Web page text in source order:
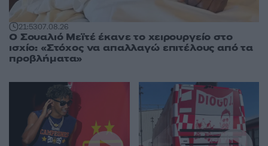
21:5307.08.26
Ο Σουαλιό Μεϊτέ έκανε το χειρουργείο στο
ισχίο: «Στόχος να απαλλαγώ επιτέλους από τα
προβλήματα»